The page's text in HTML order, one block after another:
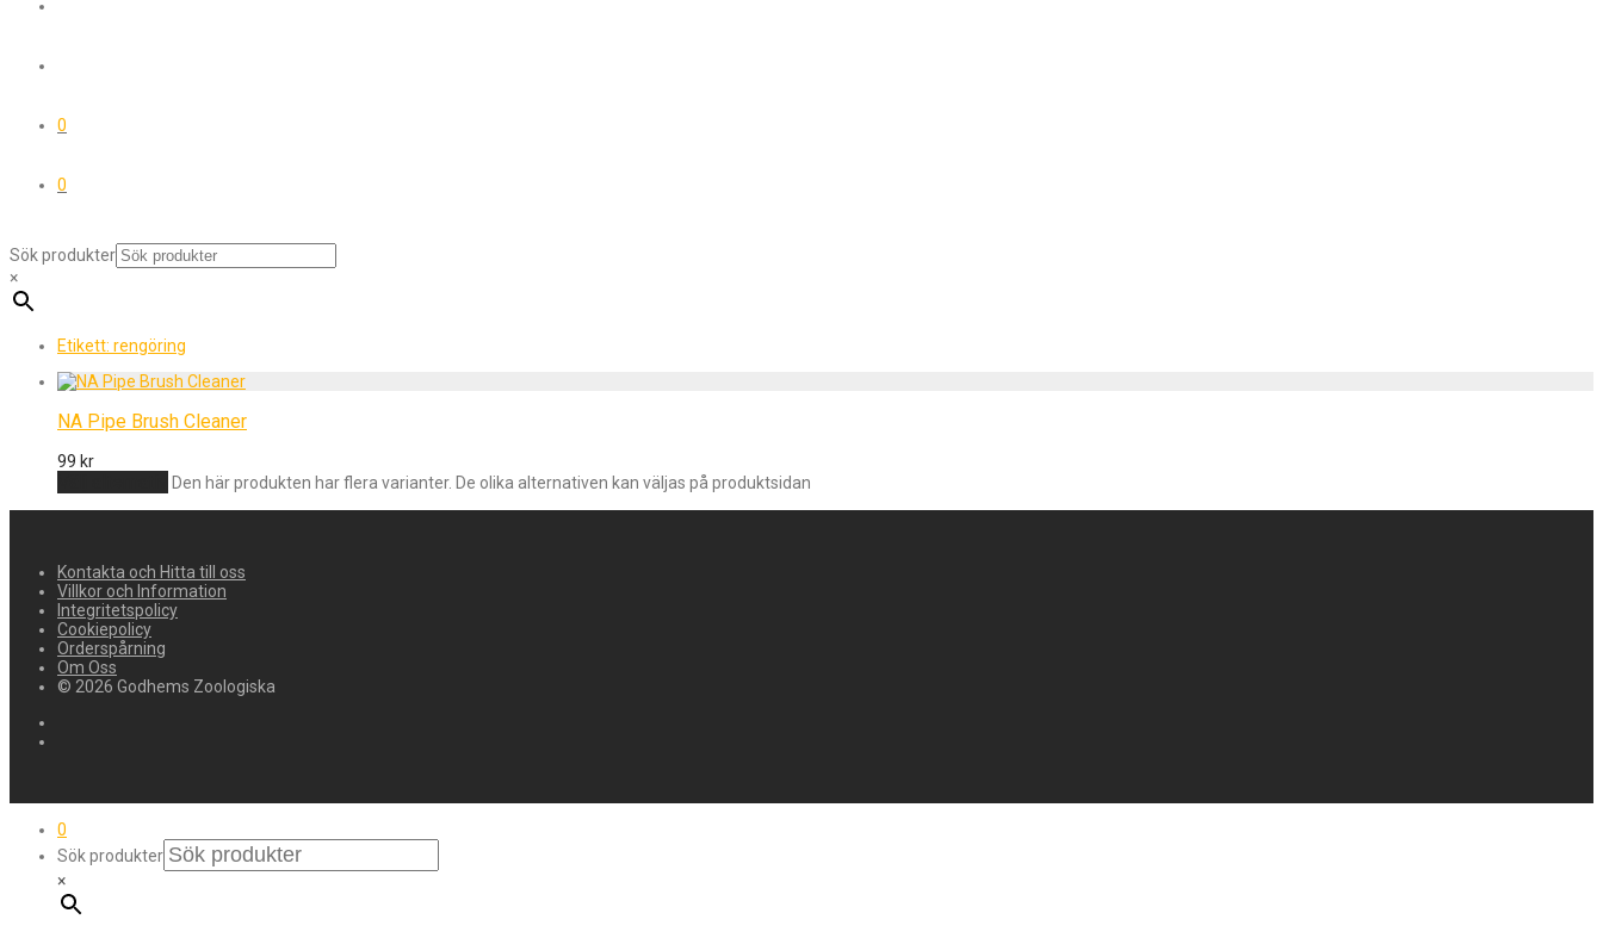
0
0
Sök produkter
×
Etikett: rengöring
NA Pipe Brush Cleaner
99 kr
Den här produkten har flera varianter. De olika alternativen kan väljas på produktsidan
Kontakta och Hitta till oss
Villkor och Information
Integritetspolicy
Cookiepolicy
Orderspårning
Om Oss
© 2026 Godhems Zoologiska
0
Sök produkter
×